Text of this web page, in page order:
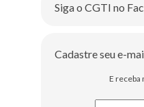
Siga o CGTI no
Cadastre seu e-
E receba